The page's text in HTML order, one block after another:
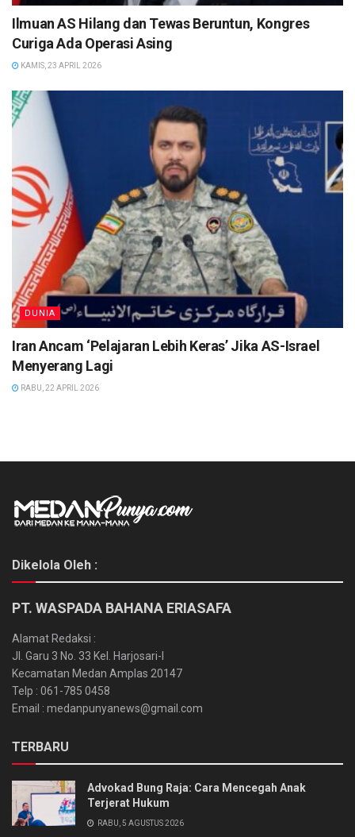
Ilmuan AS Hilang dan Tewas Beruntun, Kongres
Curiga Ada Operasi Asing
KAMIS, 23 APRIL 2026
DUNIA
Iran Ancam ‘Pelajaran Lebih Keras’ Jika AS-Israel
Menyerang Lagi
RABU, 22 APRIL 2026
Dikelola Oleh :
PT. WASPADA BAHANA ERIASAFA
Alamat Redaksi :
Jl. Garu 3 No. 33 Kel. Harjosari-I
Kecamatan Medan Amplas 20147
Telp : 061-785 0458
Email : medanpunyanews@gmail.com
TERBARU
Advokad Bung Raja: Cara Mencegah Anak
Terjerat Hukum
RABU, 5 AGUSTUS 2026